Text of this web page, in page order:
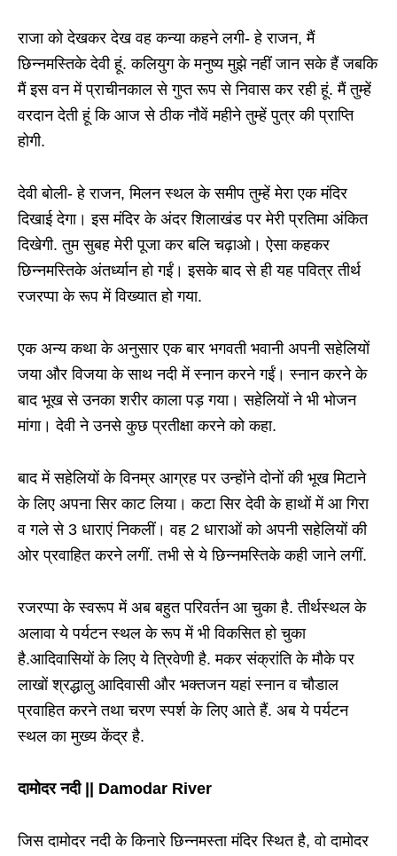
राजा को देखकर देख वह कन्या कहने लगी- हे राजन, मैं
छिन्नमस्तिके देवी हूं. कलियुग के मनुष्य मुझे नहीं जान सके हैं जबकि
मैं इस वन में प्राचीनकाल से गुप्त रूप से निवास कर रही हूं. मैं तुम्हें
वरदान देती हूं कि आज से ठीक नौवें महीने तुम्हें पुत्र की प्राप्ति
होगी.
देवी बोली- हे राजन, मिलन स्थल के समीप तुम्हें मेरा एक मंदिर
दिखाई देगा। इस मंदिर के अंदर शिलाखंड पर मेरी प्रतिमा अंकित
दिखेगी. तुम सुबह मेरी पूजा कर बलि चढ़ाओ। ऐसा कहकर
छिन्नमस्तिके अंतर्ध्यान हो गईं। इसके बाद से ही यह पवित्र तीर्थ
रजरप्पा के रूप में विख्यात हो गया.
एक अन्य कथा के अनुसार एक बार भगवती भवानी अपनी सहेलियों
जया और विजया के साथ नदी में स्नान करने गईं। स्नान करने के
बाद भूख से उनका शरीर काला पड़ गया। सहेलियों ने भी भोजन
मांगा। देवी ने उनसे कुछ प्रतीक्षा करने को कहा.
बाद में सहेलियों के विनम्र आग्रह पर उन्होंने दोनों की भूख मिटाने
के लिए अपना सिर काट लिया। कटा सिर देवी के हाथों में आ गिरा
व गले से 3 धाराएं निकलीं। वह 2 धाराओं को अपनी सहेलियों की
ओर प्रवाहित करने लगीं. तभी से ये छिन्नमस्तिके कही जाने लगीं.
रजरप्पा के स्वरूप में अब बहुत परिवर्तन आ चुका है. तीर्थस्थल के
अलावा ये पर्यटन स्थल के रूप में भी विकसित हो चुका
है.आदिवासियों के लिए ये त्रिवेणी है. मकर संक्रांति के मौके पर
लाखों श्रद्धालु आदिवासी और भक्तजन यहां स्नान व चौडाल
प्रवाहित करने तथा चरण स्पर्श के लिए आते हैं. अब ये पर्यटन
स्थल का मुख्य केंद्र है.
दामोदर नदी || Damodar River
जिस दामोदर नदी के किनारे छिन्नमस्ता मंदिर स्थित है, वो दामोदर